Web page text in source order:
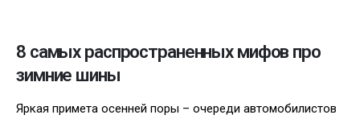
8 самых распространенных мифов про
зимние шины
Яркая примета осенней поры – очереди автомобилистов